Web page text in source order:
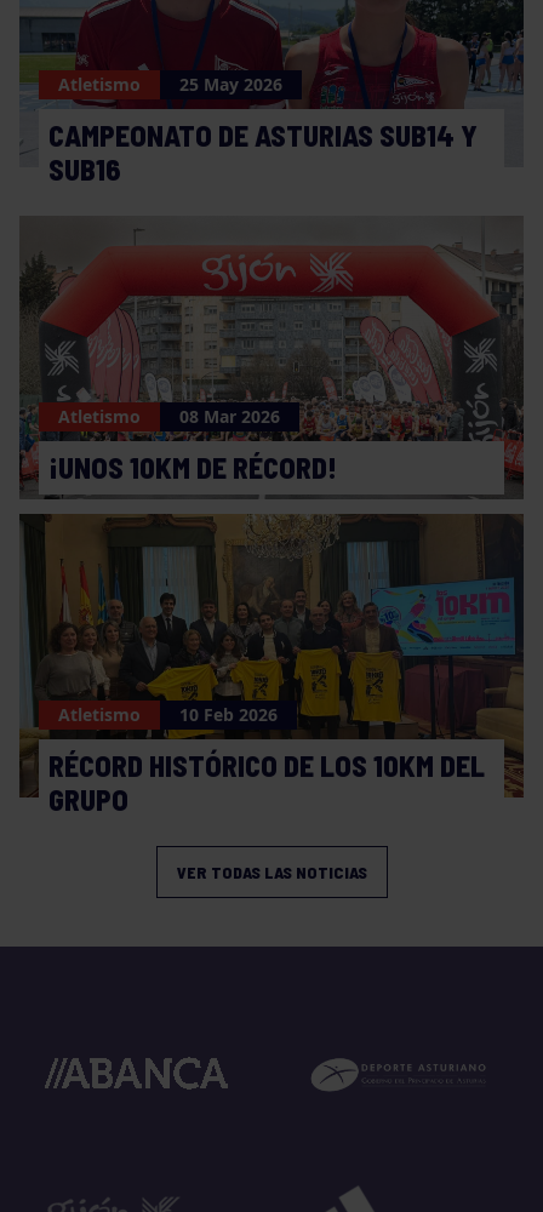
Atletismo 25 May 2026
CAMPEONATO DE ASTURIAS SUB14 Y
SUB16
Atletismo 08 Mar 2026
¡UNOS 10KM DE RÉCORD!
Atletismo 10 Feb 2026
RÉCORD HISTÓRICO DE LOS 10KM DEL
GRUPO
VER TODAS LAS NOTICIAS